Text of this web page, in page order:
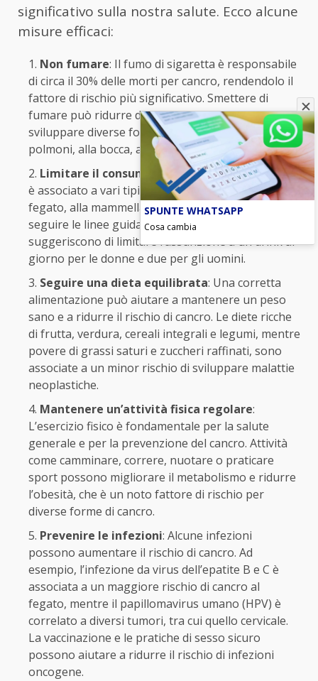
significativo sulla nostra salute. Ecco alcune
misure efficaci:
Non fumare: Il fumo di sigaretta è responsabile
di circa il 30% delle morti per cancro, rendendolo il
fattore di rischio più significativo. Smettere di
fumare può ridurre drasticamente il rischio di
sviluppare diverse forme di cancro, tra cui quelli ai
polmoni, alla bocca, alla gola e alla vescica.
Limitare il consumo di alcol: Un eccesso di alcol
è associato a vari tipi di tumore, tra cui quello al
fegato, alla mammella e all’esofago. È consigliabile
seguire le linee guida sul consumo di alcol, che
suggeriscono di limitare l’assunzione a un drink al
giorno per le donne e due per gli uomini.
Seguire una dieta equilibrata: Una corretta
alimentazione può aiutare a mantenere un peso
sano e a ridurre il rischio di cancro. Le diete ricche
di frutta, verdura, cereali integrali e legumi, mentre
povere di grassi saturi e zuccheri raffinati, sono
associate a un minor rischio di sviluppare malattie
neoplastiche.
Mantenere un’attività fisica regolare:
L’esercizio fisico è fondamentale per la salute
generale e per la prevenzione del cancro. Attività
come camminare, correre, nuotare o praticare
sport possono migliorare il metabolismo e ridurre
l’obesità, che è un noto fattore di rischio per
diverse forme di cancro.
Prevenire le infezioni: Alcune infezioni
possono aumentare il rischio di cancro. Ad
esempio, l’infezione da virus dell’epatite B e C è
associata a un maggiore rischio di cancro al
fegato, mentre il papillomavirus umano (HPV) è
correlato a diversi tumori, tra cui quello cervicale.
La vaccinazione e le pratiche di sesso sicuro
possono aiutare a ridurre il rischio di infezioni
oncogene.
SPUNTE WHATSAPP
Cosa cambia